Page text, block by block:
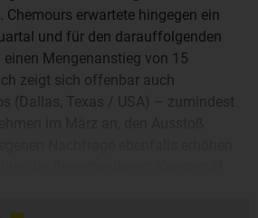
Chemours erwartete hingegen ein
und für den darauffolgenden
Mengenanstieg von 15
zeigt sich offenbar auch
(Dallas, Texas / USA) – zumindest